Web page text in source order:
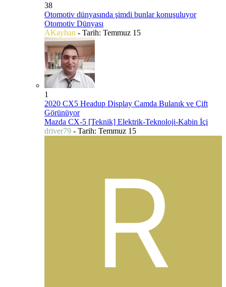
38
Otomotiv dünyasında şimdi bunlar konuşuluyor
Otomotiv Dünyası
AKayhan - Tarih: Temmuz 15
1
2020 CX5 Headup Display Camda Bulanık ve Çift
Görünüyor
Mazda CX-5 [Teknik] Elektrik-Teknoloji-Kabin İçi
driver79 - Tarih: Temmuz 15